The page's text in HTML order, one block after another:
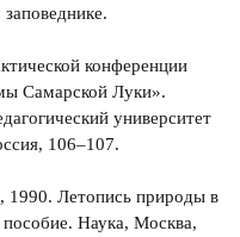
конференции
Самарской Луки».
университет
106–107.
Летопись природы в
Наука, Москва,